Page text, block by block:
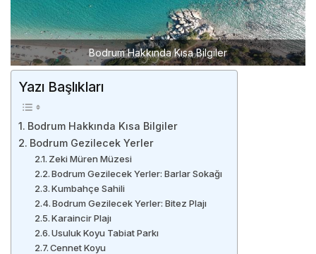
Bodrum Hakkında Kısa Bilgiler
Yazı Başlıkları
Bodrum Hakkında Kısa Bilgiler
Bodrum Gezilecek Yerler
Zeki Müren Müzesi
Bodrum Gezilecek Yerler: Barlar Sokağı
Kumbahçe Sahili
Bodrum Gezilecek Yerler: Bitez Plajı
Karaincir Plajı
Usuluk Koyu Tabiat Parkı
Cennet Koyu